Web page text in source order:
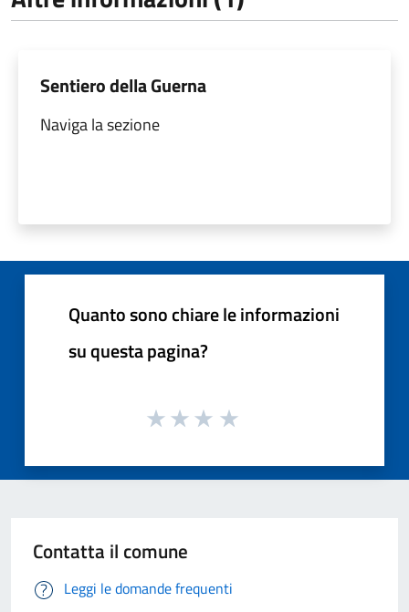
Sentiero della Guerna
Naviga la sezione
Quanto sono chiare le informazioni
su questa pagina?
Contatta il comune
Leggi le domande frequenti